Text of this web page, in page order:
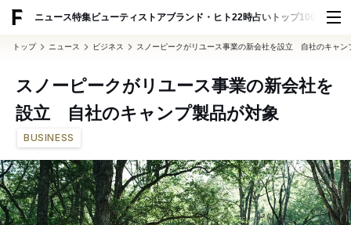
ニュース特集ビューティ ストアブランド・ヒト22時占い トップ100 スナッ
トップ ニュース ビジネス スノーピークがリユース事業の新会社を設立 自社のキャン
スノーピークがリユース事業の新会社を
設立 自社のキャンプ製品が対象
BUSINESS